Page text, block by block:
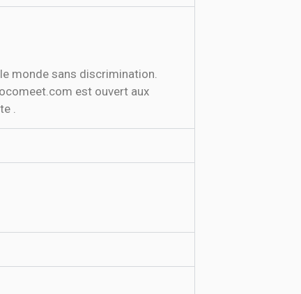
monde sans discrimination.
est ouvert aux
.